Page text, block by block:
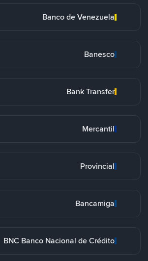
Banco de Venezuela
Banesco
Bank Transfer
Mercantil
Provincial
Bancamiga
BNC Banco Nacional de Crédito